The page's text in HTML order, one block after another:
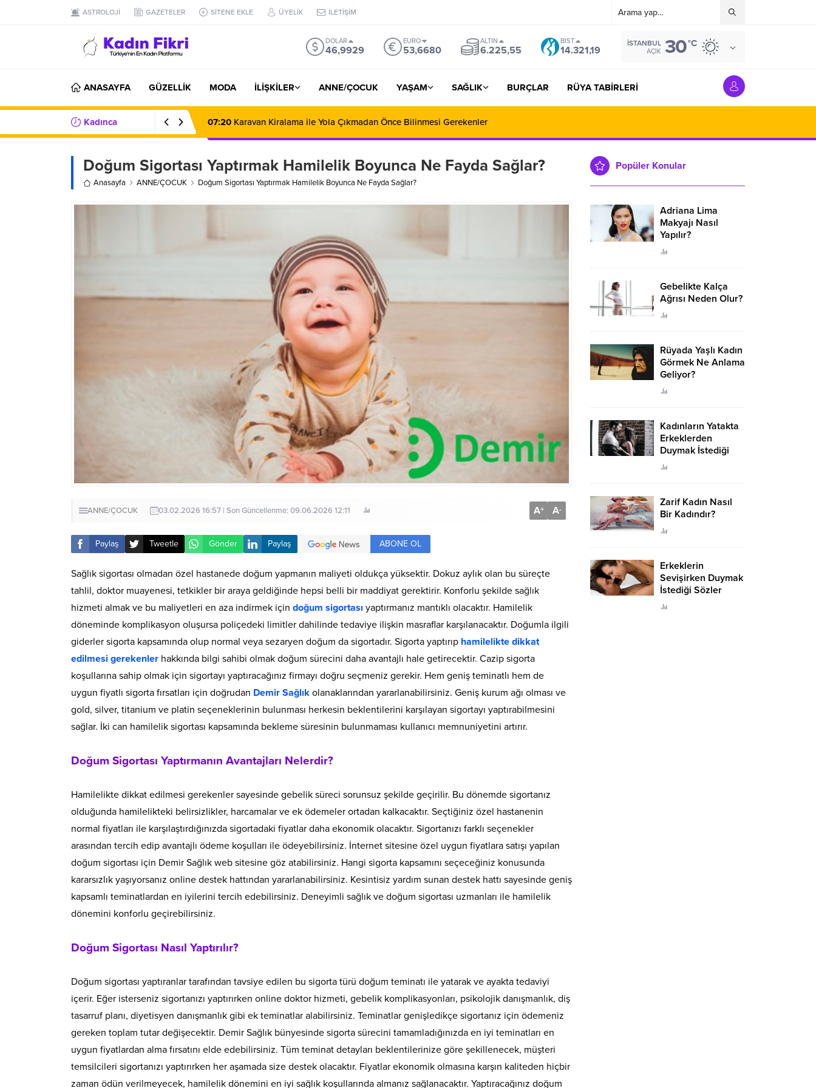
ASTROLOJİ GAZETELER SİTENE EKLE ÜYELİK İLETİŞİM
DOLAR
46,9929
EURO
53,6680
ALTIN
6.225,55
BIST
14.321,19
İSTANBUL
AÇIK 30°C
ANASAYFA GÜZELLİK MODA İLİŞKİLER ANNE/ÇOCUK YAŞAM SAĞLIK BURÇLAR RÜYA TABİRLERİ
Kadınca 07:20 Karavan Kiralama ile Yola Çıkmadan Önce Bilinmesi Gerekenler
Doğum Sigortası Yaptırmak Hamilelik Boyunca Ne Fayda Sağlar?
Anasayfa ANNE/ÇOCUK Doğum Sigortası Yaptırmak Hamilelik Boyunca Ne Fayda Sağlar?
ANNE/ÇOCUK 03.02.2026 16:57 | Son Güncellenme: 09.06.2026 12:11 A+ A-
Paylaş Tweetle Gönder Paylaş ABONE OL
Sağlık sigortası olmadan özel hastanede doğum yapmanın maliyeti oldukça yüksektir. Dokuz aylık olan bu süreçte
tahlil, doktor muayenesi, tetkikler bir araya geldiğinde hepsi belli bir maddiyat gerektirir. Konforlu şekilde sağlık
hizmeti almak ve bu maliyetleri en aza indirmek için doğum sigortası yaptırmanız mantıklı olacaktır. Hamilelik
döneminde komplikasyon oluşursa poliçedeki limitler dahilinde tedaviye ilişkin masraflar karşılanacaktır. Doğumla ilgili
giderler sigorta kapsamında olup normal veya sezaryen doğum da sigortadır. Sigorta yaptırıp hamilelikte dikkat
edilmesi gerekenler hakkında bilgi sahibi olmak doğum sürecini daha avantajlı hale getirecektir. Cazip sigorta
koşullarına sahip olmak için sigortayı yaptıracağınız firmayı doğru seçmeniz gerekir. Hem geniş teminatlı hem de
uygun fiyatlı sigorta fırsatları için doğrudan Demir Sağlık olanaklarından yararlanabilirsiniz. Geniş kurum ağı olması ve
gold, silver, titanium ve platin seçeneklerinin bulunması herkesin beklentilerini karşılayan sigortayı yaptırabilmesini
sağlar. İki can hamilelik sigortası kapsamında bekleme süresinin bulunmaması kullanıcı memnuniyetini artırır.
Doğum Sigortası Yaptırmanın Avantajları Nelerdir?
Hamilelikte dikkat edilmesi gerekenler sayesinde gebelik süreci sorunsuz şekilde geçirilir. Bu dönemde sigortanız
olduğunda hamilelikteki belirsizlikler, harcamalar ve ek ödemeler ortadan kalkacaktır. Seçtiğiniz özel hastanenin
normal fiyatları ile karşılaştırdığınızda sigortadaki fiyatlar daha ekonomik olacaktır. Sigortanızı farklı seçenekler
arasından tercih edip avantajlı ödeme koşulları ile ödeyebilirsiniz. İnternet sitesine özel uygun fiyatlara satışı yapılan
doğum sigortası için Demir Sağlık web sitesine göz atabilirsiniz. Hangi sigorta kapsamını seçeceğiniz konusunda
kararsızlık yaşıyorsanız online destek hattından yararlanabilirsiniz. Kesintisiz yardım sunan destek hattı sayesinde geniş
kapsamlı teminatlardan en iyilerini tercih edebilirsiniz. Deneyimli sağlık ve doğum sigortası uzmanları ile hamilelik
dönemini konforlu geçirebilirsiniz.
Doğum Sigortası Nasıl Yaptırılır?
Doğum sigortası yaptıranlar tarafından tavsiye edilen bu sigorta türü doğum teminatı ile yatarak ve ayakta tedaviyi
içerir. Eğer isterseniz sigortanızı yaptırırken online doktor hizmeti, gebelik komplikasyonları, psikolojik danışmanlık, diş
tasarruf planı, diyetisyen danışmanlık gibi ek teminatlar alabilirsiniz. Teminatlar genişledikçe sigortanız için ödemeniz
gereken toplam tutar değişecektir. Demir Sağlık bünyesinde sigorta sürecini tamamladığınızda en iyi teminatları en
uygun fiyatlardan alma fırsatını elde edebilirsiniz. Tüm teminat detayları beklentilerinize göre şekillenecek, müşteri
temsilcileri sigortanızı yaptırırken her aşamada size destek olacaktır. Fiyatlar ekonomik olmasına karşın kaliteden hiçbir
zaman ödün verilmeyecek, hamilelik dönemini en iyi sağlık koşullarında almanız sağlanacaktır. Yaptıracağınız doğum
Popüler Konular
Adriana Lima
Makyajı Nasıl
Yapılır?
Gebelikte Kalça
Ağrısı Neden Olur?
Rüyada Yaşlı Kadın
Görmek Ne Anlama
Geliyor?
Kadınların Yatakta
Erkeklerden
Duymak İstediği
Sözler
Zarif Kadın Nasıl
Bir Kadındır?
Erkeklerin
Sevişirken Duymak
İstediği Sözler
Neler?